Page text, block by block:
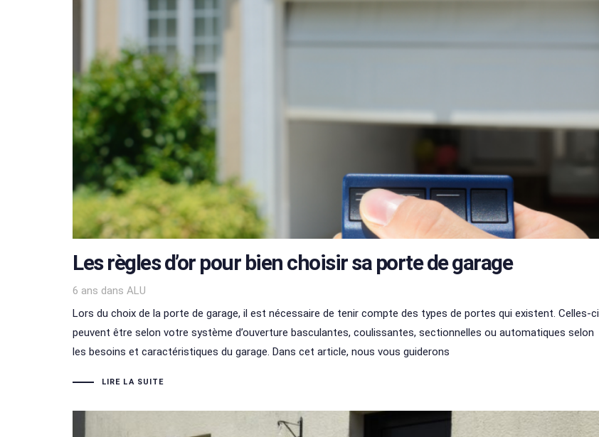
Les règles d’or pour bien choisir sa porte de garage
6 ans dans
Tags
ALU
Lors du choix de la porte de garage, il est nécessaire de tenir compte des types de portes qui existent. Celles-ci
peuvent être selon votre système d’ouverture basculantes, coulissantes, sectionnelles ou automatiques selon
les besoins et caractéristiques du garage. Dans cet article, nous vous guiderons
LIRE LA SUITE